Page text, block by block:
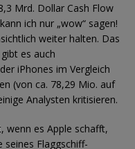
Mrd. Dollar Cash Flow
ich nur „wow“ sagen!
weiter halten. Das
es auch
iPhones im Vergleich
(von ca. 78,29 Mio. auf
Analysten kritisieren.
wenn es Apple schafft,
seines Flaggschiff-